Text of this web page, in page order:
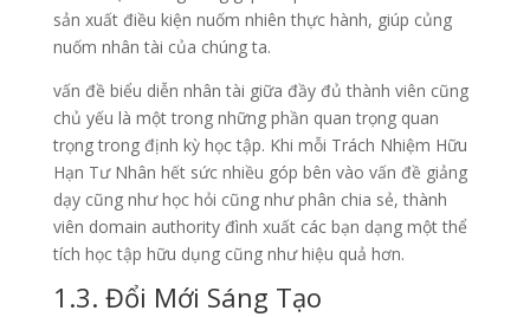
sản xuất điều kiện nuốm nhiên thực hành, giúp củng
nuốm nhân tài của chúng ta.
vấn đề biểu diễn nhân tài giữa đầy đủ thành viên cũng
chủ yếu là một trong những phần quan trọng quan
trọng trong định kỳ học tập. Khi mỗi Trách Nhiệm Hữu
Hạn Tư Nhân hết sức nhiều góp bên vào vấn đề giảng
dạy cũng như học hỏi cũng như phân chia sẻ, thành
viên domain authority đình xuất các bạn dạng một thể
tích học tập hữu dụng cũng như hiệu quả hơn.
1.3. Đổi Mới Sáng Tạo